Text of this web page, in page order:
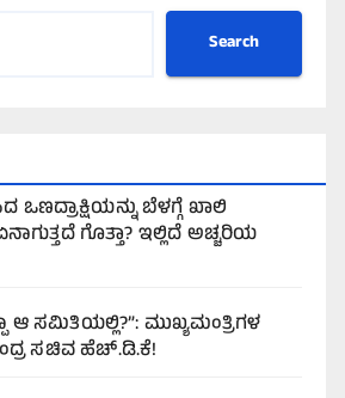
Search
ಒಣದ್ರಾಕ್ಷಿಯನ್ನು ಬೆಳಗ್ಗೆ ಖಾಲಿ
ಗೊತ್ತಾ? ಇಲ್ಲಿದೆ ಅಚ್ಚರಿಯ
ಆ ಸಮಿತಿಯಲ್ಲಿ?”: ಮುಖ್ಯಮಂತ್ರಿಗಳ
ಸಚಿವ ಹೆಚ್.ಡಿ.ಕೆ!